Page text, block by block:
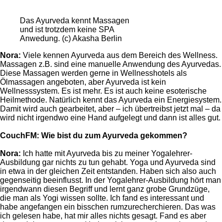
Das Ayurveda kennt Massagen
und ist trotzdem keine SPA
Anwedung. (c) Akasha Berlin
Nora: Viele kennen Ayurveda aus dem Bereich des Wellness.
Massagen z.B. sind eine manuelle Anwendung des Ayurvedas.
Diese Massagen werden gerne in Wellnesshotels als
Ölmassagen angeboten, aber Ayurveda ist kein
Wellnesssystem. Es ist mehr. Es ist auch keine esoterische
Heilmethode. Natürlich kennt das Ayurveda ein Energiesystem.
Damit wird auch gearbeitet, aber – ich übertreibst jetzt mal – da
wird nicht irgendwo eine Hand aufgelegt und dann ist alles gut.
CouchFM: Wie bist du zum Ayurveda gekommen?
Nora: Ich hatte mit Ayurveda bis zu meiner Yogalehrer-
Ausbildung gar nichts zu tun gehabt. Yoga und Ayurveda sind
in etwa in der gleichen Zeit entstanden. Haben sich also auch
gegenseitig beeinflusst. In der Yogalehrer-Ausbildung hört man
irgendwann diesen Begriff und lernt ganz grobe Grundzüge,
die man als Yogi wissen sollte. Ich fand es interessant und
habe angefangen ein bisschen rumzurecherchieren. Das was
ich gelesen habe, hat mir alles nichts gesagt. Fand es aber